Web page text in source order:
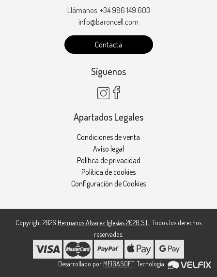
Llámanos: +34 986 149 603
info@baroncell.com
Contacta
Síguenos
Apartados Legales
Condiciones de venta
Aviso legal
Política de privacidad
Política de cookies
Configuración de Cookies
Copyright 2026 Hermanos Alvarez Iglesias 2020 S.L.. Todos los derechos
reservados.
Desarrollado por MEIGASOFT. Tecnología